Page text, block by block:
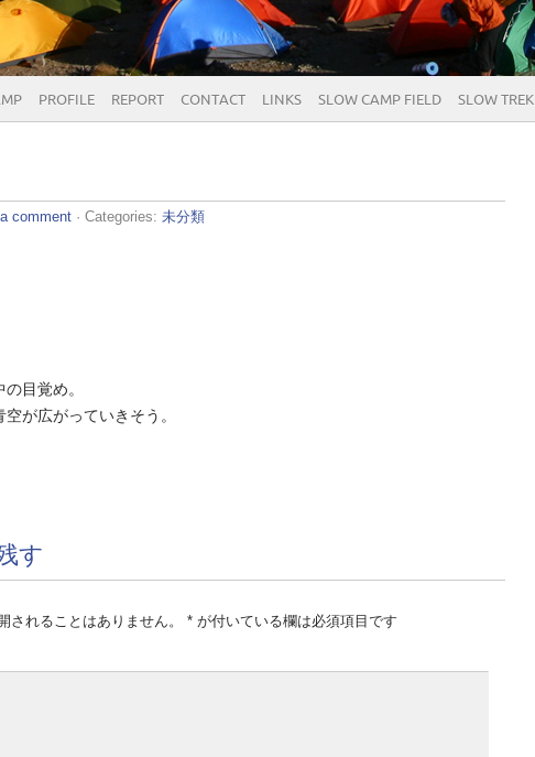
PROFILE REPORT CONTACT LINKS SLOW CAMP FIELD SLOW TREK
comment · Categories: 未分類
目覚め。
が広がっていきそう。
す
されることはありません。 * が付いている欄は必須項目です